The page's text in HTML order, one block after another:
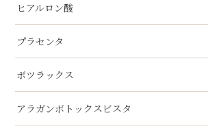
ヒアルロン酸
プラセンタ
ボツラックス
アラガンボトックスビスタ